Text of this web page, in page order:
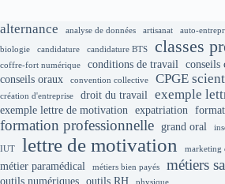
alternance analyse de données artisanat auto-
biologie candidature candidature BTS classes
coffre-fort numérique conditions de travail
conseils
conseils oraux
convention collective CPGE
création d'entreprise droit du travail exemple
exemple lettre de motivation expatriation
formation professionnelle grand oral
IUT lettre de motivation marketing
métier paramédical métiers bien payés métiers
outils numériques outils RH physique